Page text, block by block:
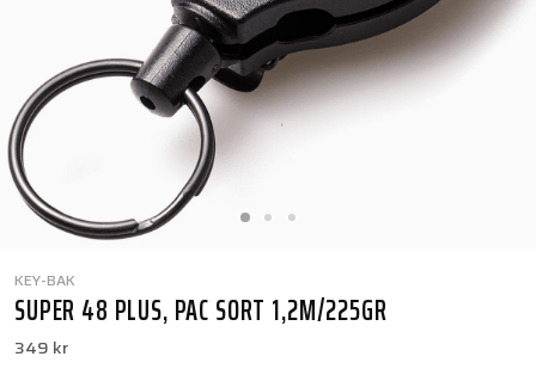
KEY-BAK
SUPER 48 PLUS, PAC SORT 1,2M/225GR
349 kr